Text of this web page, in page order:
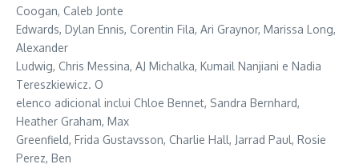
Coogan, Caleb Jonte
Edwards, Dylan Ennis, Corentin Fila, Ari Graynor, Marissa Long,
Alexander
Ludwig, Chris Messina, AJ Michalka, Kumail Nanjiani e Nadia
Tereszkiewicz. O
elenco adicional inclui Chloe Bennet, Sandra Bernhard,
Heather Graham, Max
Greenfield, Frida Gustavsson, Charlie Hall, Jarrad Paul, Rosie
Perez, Ben